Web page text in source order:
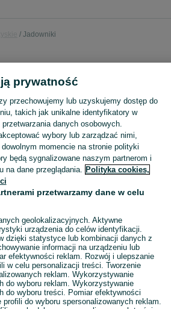
Jadowniki
Skorzystaj z największego serwisu ogłoszeniowego - Jadowniki i okolice! Kupuj to, czego pragniesz i sprzedawaj to, czego już nie potrzebujesz! Zobacz
prywatność
przechowujemy lub uzyskujemy dostęp do
takich jak unikalne identyfikatory w
danych osobowych.
wybory lub zarządzać nimi,
momencie na stronie polityki
będą sygnalizowane naszym partnerom i
na dane przeglądania. Polityka cookies,
przetwarzamy dane w celu
geolokalizacyjnych. Aktywne
urządzenia do celów identyfikacji.
dzięki statystyce lub kombinacji danych z
informacji na urządzeniu lub
efektywności reklam. Rozwój i ulepszanie
w celu personalizacji treści. Tworzenie
reklam. Wykorzystywanie
do wyboru reklam. Wykorzystywanie
do wyboru treści. Pomiar efektywności
do wyboru spersonalizowanych reklam.